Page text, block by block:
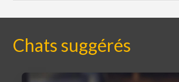
Chats suggérés